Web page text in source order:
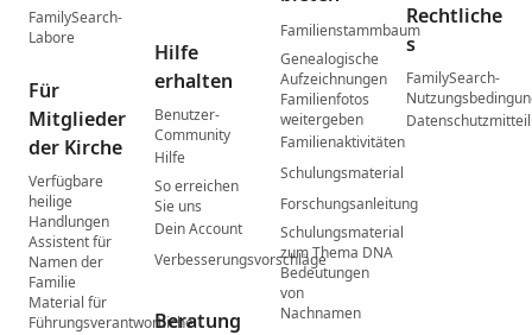
FamilySearch-
Labore
Für
Mitglieder
der Kirche
Verfügbare
heilige
Handlungen
Assistent für
Namen der
Familie
Material für
Führungsverantwortliche
Hilfe
erhalten
Benutzer-
Community
Hilfe
So erreichen
Sie uns
Dein Account
Verbesserungsvorschläge
Beratung
Familienstammbaum
Genealogische
Aufzeichnungen
Familienfotos
weitergeben
Familienaktivitäten
Schulungsmaterial
Forschungsanleitung
Schulungsmaterial
zum Thema DNA
Bedeutungen
von
Nachnamen
Rechtliche
s
FamilySearch-